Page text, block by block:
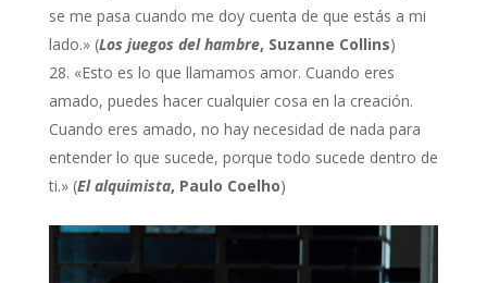
se me pasa cuando me doy cuenta de que estás a mi
lado.» (Los juegos del hambre, Suzanne Collins)
«Esto es lo que llamamos amor. Cuando eres
amado, puedes hacer cualquier cosa en la creación.
Cuando eres amado, no hay necesidad de nada para
entender lo que sucede, porque todo sucede dentro de
ti.» (El alquimista, Paulo Coelho)